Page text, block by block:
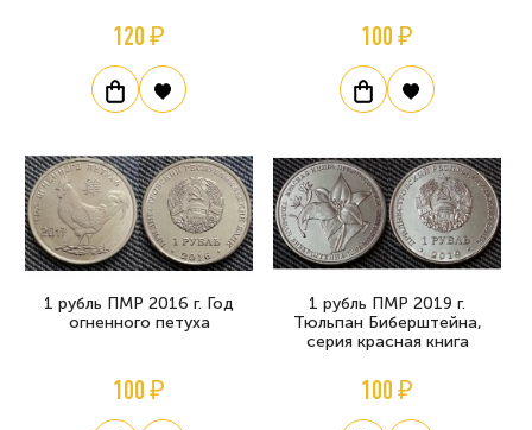
120 ₽ 100 ₽
1 рубль ПМР 2016 г. Год
огненного петуха
100 ₽
1 рубль ПМР 2019 г.
Тюльпан Биберштейна,
серия красная книга
100 ₽